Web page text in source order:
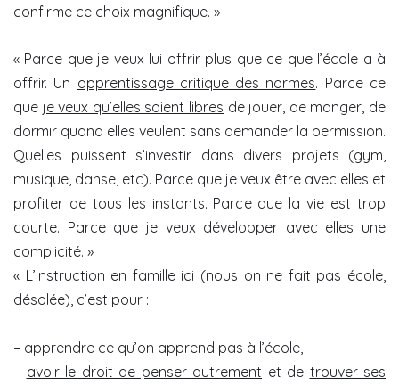
confirme ce choix magnifique. »
« Parce que je veux lui offrir plus que ce que l’école a à
offrir. Un apprentissage critique des normes. Parce ce
que je veux qu’elles soient libres de jouer, de manger, de
dormir quand elles veulent sans demander la permission.
Quelles puissent s’investir dans divers projets (gym,
musique, danse, etc). Parce que je veux être avec elles et
profiter de tous les instants. Parce que la vie est trop
courte. Parce que je veux développer avec elles une
complicité. »
« L’instruction en famille ici (nous on ne fait pas école,
désolée), c’est pour :
– apprendre ce qu’on apprend pas à l’école,
– avoir le droit de penser autrement et de trouver ses